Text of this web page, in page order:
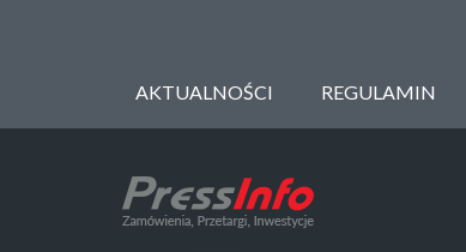
AKTUALNOŚCI REGULAMIN